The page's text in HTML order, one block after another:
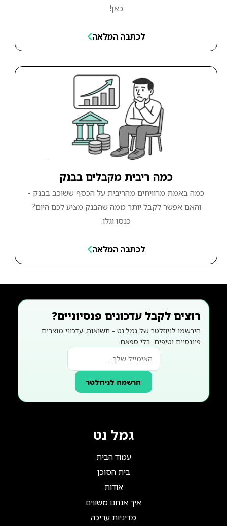
כאן!
לכתבה המלאה
כמה ריבית מקבלים בבנק
כמה באמת מרוויחים מהריבית על הכסף ששוכב בבנק -
והאם אפשר לקבל יותר ממה שהבנק מציע לכם היום?
כנסו וגלו.
לכתבה המלאה
רוצים לקבל עדכונים פנסיוניים?
הירשמו לניוזלטר של גמל.נט - תשואות, עדכוני מוצרים
פיננסיים וטיפים. בלי ספאם.
הרשמה לניוזלטר
גמל נט
עמוד הבית
בית הסוכן
אודות
איך אנחנו משווים
מדיניות עריכה